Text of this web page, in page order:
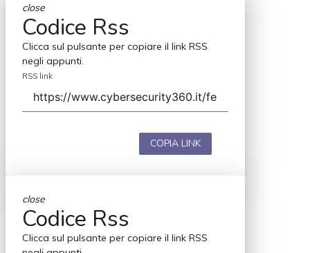
close
Codice Rss
Clicca sul pulsante per copiare il link RSS
negli appunti.
RSS link
COPIA LINK
close
Codice Rss
Clicca sul pulsante per copiare il link RSS